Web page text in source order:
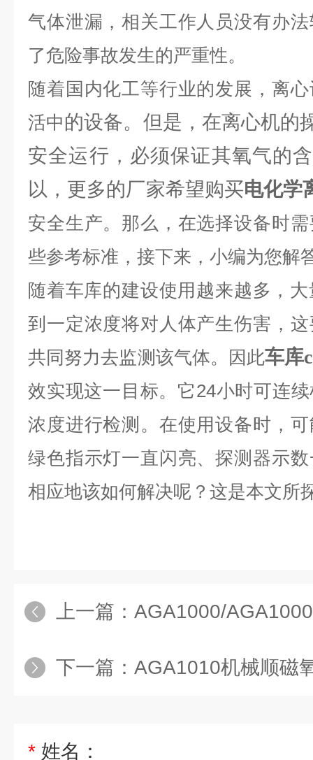
气体泄漏，相关工作人员没有办
了危险事故发生的严重性。
随着国内化工等行业的发展，离
活中的设备。但是，在离心机的
安全运行，必须保证其氧气的
以，更多的厂家希望购买电化学
安全生产。那么，在选择设备时
些参考标准，接下来，小编为您解
随着车库的建设使用越来越多，
到一定浓度将对人体产生伤害，
共同努力去监测该气体。因此车库
效实现这一目标。它24小时可连
浓度进行检测。在使用设备时，
绿色指示灯一直闪亮、探测器示
相应地该如何解决呢？这是本文所
上一篇： AGA1000/AGA1000d在
下一篇： AGA1010机械顺磁氧
* 姓名：